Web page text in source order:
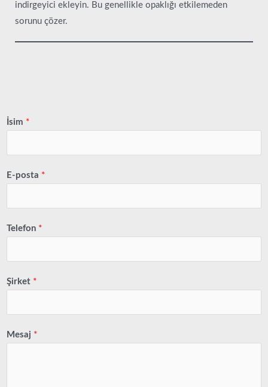
indirgeyici ekleyin. Bu genellikle opaklığı etkilemeden
sorunu çözer.
İsim *
E-posta *
Telefon *
Şirket *
Mesaj *